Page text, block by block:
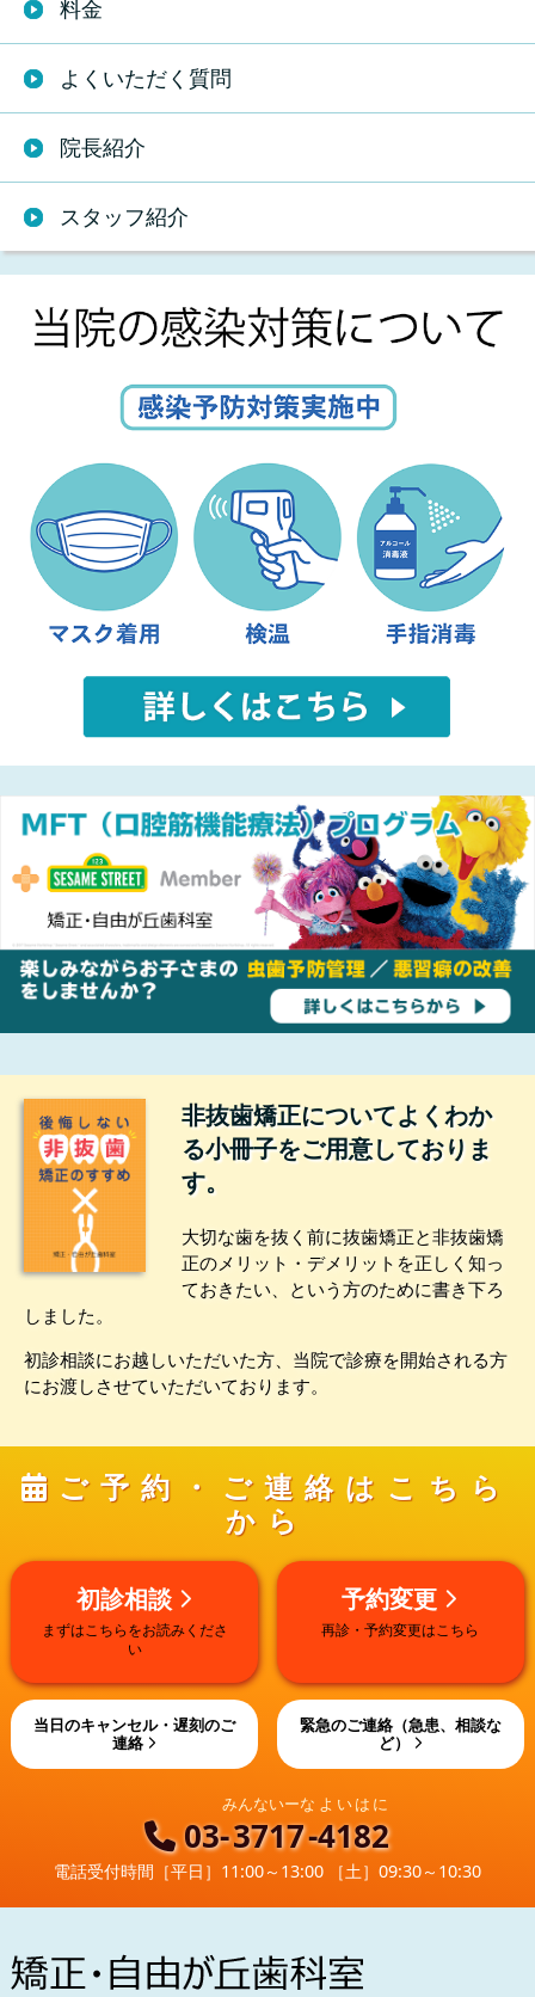
料金
よくいただく質問
院長紹介
スタッフ紹介
非抜歯矯正についてよくわか
る小冊子をご用意しておりま
す。
大切な歯を抜く前に抜歯矯正と非抜歯矯
正のメリット・デメリットを正しく知っ
ておきたい、という方のために書き下ろ
しました。
初診相談にお越しいただいた方、当院で診療を開始される方
にお渡しさせていただいております。
ご予約・ご連絡はこちら
から
初診相談
まずはこちらをお読みくださ
い
予約変更
再診・予約変更はこちら
当日のキャンセル・遅刻のご
連絡
緊急のご連絡（急患、相談な
ど）
03-3717
みんないーな
-4182
よいはに
電話受付時間 ［平日］11:00～13:00 ［土］09:30～10:30